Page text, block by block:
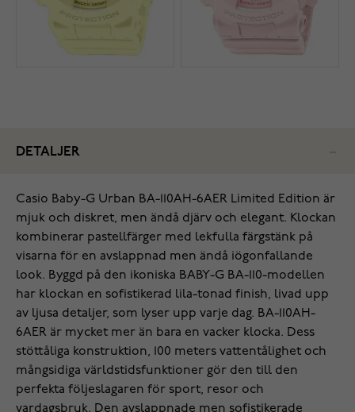
DETALJER
Casio Baby-G Urban BA-110AH-6AER ​​​​Limited Edition är
mjuk och diskret, men ändå djärv och elegant. Klockan
kombinerar pastellfärger med lekfulla färgstänk på
visarna för en avslappnad men ändå iögonfallande
look. Byggd på den ikoniska BABY-G BA-110-modellen
har klockan en sofistikerad lila-tonad finish, livad upp
av ljusa detaljer, som lyser upp varje dag. BA-110AH-
6AER ​​​​är mycket mer än bara en vacker klocka. Dess
stöttåliga konstruktion, 100 meters vattentålighet och
mångsidiga världstidsfunktioner gör den till den
perfekta följeslagaren för sport, resor och
vardagsbruk. Den avslappnade men sofistikerade